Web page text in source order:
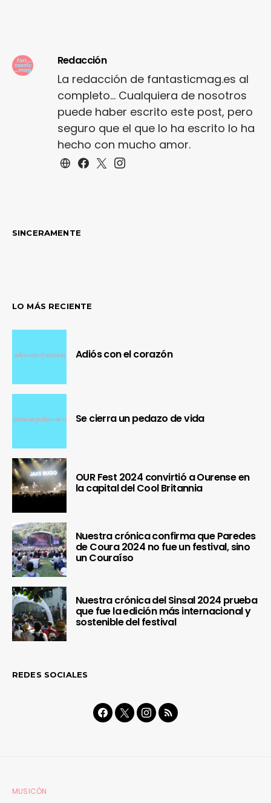
Redacción
La redacción de fantasticmag.es al
completo... Cualquiera de nosotros
puede haber escrito este post, pero
seguro que el que lo ha escrito lo ha
hecho con mucho amor.
SINCERAMENTE
LO MÁS RECIENTE
Adiós con el corazón
Se cierra un pedazo de vida
OUR Fest 2024 convirtió a Ourense en
la capital del Cool Britannia
Nuestra crónica confirma que Paredes
de Coura 2024 no fue un festival, sino
un Couraíso
Nuestra crónica del Sinsal 2024 prueba
que fue la edición más internacional y
sostenible del festival
REDES SOCIALES
MUSICÓN